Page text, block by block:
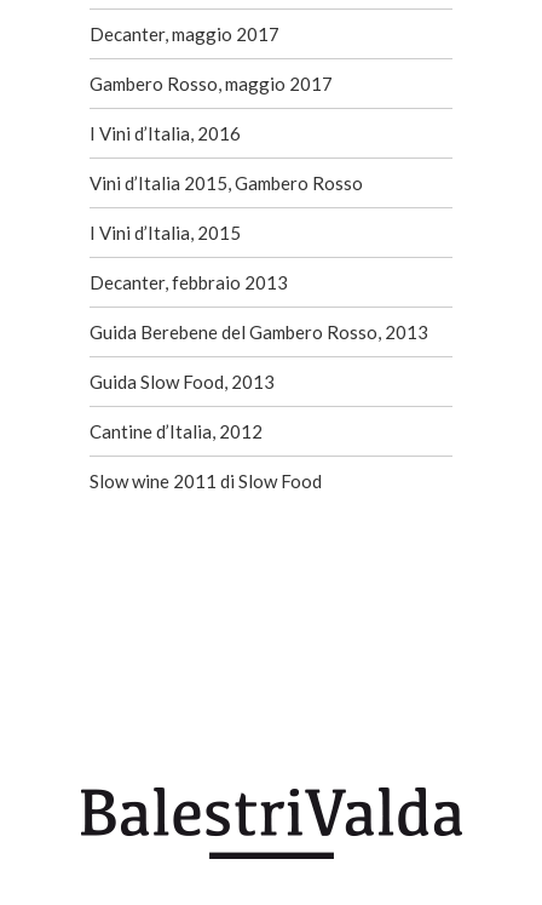
Decanter, maggio 2017
Gambero Rosso, maggio 2017
I Vini d’Italia, 2016
Vini d’Italia 2015, Gambero Rosso
I Vini d’Italia, 2015
Decanter, febbraio 2013
Guida Berebene del Gambero Rosso, 2013
Guida Slow Food, 2013
Cantine d’Italia, 2012
Slow wine 2011 di Slow Food